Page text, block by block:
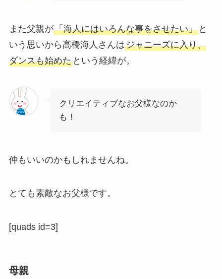
また父親が「海人にはいろんな事をさせたい」と
いう思いから高橋海人さんはジャニーズに入り、
ダンスも始めたという経緯が。
クリエイティブなお父様なのか
も！
仲もいいのかもしれませんね。
とても素敵なお父様です。
[quads id=3]
母親